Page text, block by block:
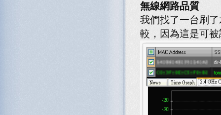
無線網路品質
我們找了一台刷
較，因為這是可